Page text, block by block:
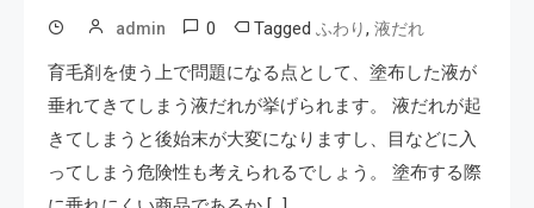
admin 0 Tagged ふわり, 液だれ
育毛剤を使う上で問題になる点として、塗布した液が
垂れてきてしまう液だれが挙げられます。 液だれが起
きてしまうと後始末が大変になりますし、目などに入
ってしまう危険性も考えられるでしょう。 塗布する際